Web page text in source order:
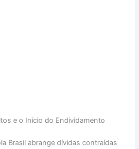
e o Início do Endividamento
Brasil abrange dívidas contraídas